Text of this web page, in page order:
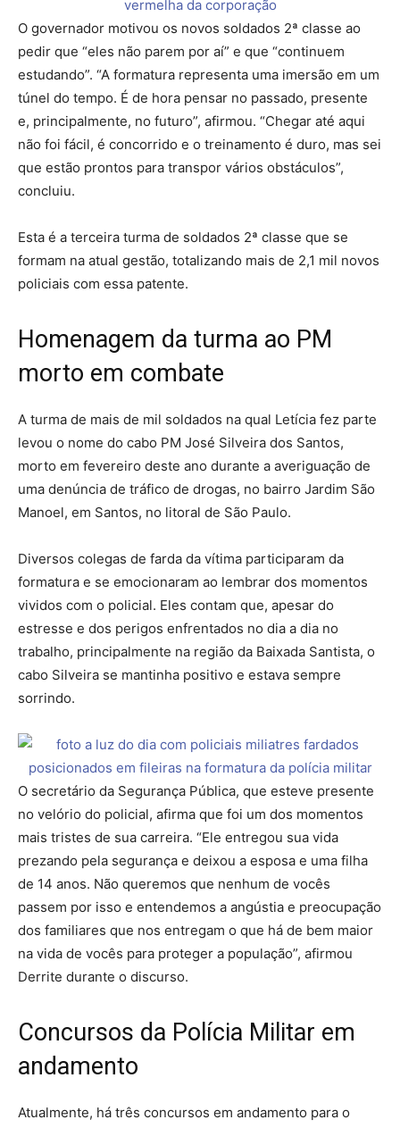
O governador motivou os novos soldados 2ª classe ao
pedir que “eles não parem por aí” e que “continuem
estudando”. “A formatura representa uma imersão em um
túnel do tempo. É de hora pensar no passado, presente
e, principalmente, no futuro”, afirmou. “Chegar até aqui
não foi fácil, é concorrido e o treinamento é duro, mas sei
que estão prontos para transpor vários obstáculos”,
concluiu.
Esta é a terceira turma de soldados 2ª classe que se
formam na atual gestão, totalizando mais de 2,1 mil novos
policiais com essa patente.
Homenagem da turma ao PM
morto em combate
A turma de mais de mil soldados na qual Letícia fez parte
levou o nome do cabo PM José Silveira dos Santos,
morto em fevereiro deste ano durante a averiguação de
uma denúncia de tráfico de drogas, no bairro Jardim São
Manoel, em Santos, no litoral de São Paulo.
Diversos colegas de farda da vítima participaram da
formatura e se emocionaram ao lembrar dos momentos
vividos com o policial. Eles contam que, apesar do
estresse e dos perigos enfrentados no dia a dia no
trabalho, principalmente na região da Baixada Santista, o
cabo Silveira se mantinha positivo e estava sempre
sorrindo.
O secretário da Segurança Pública, que esteve presente
no velório do policial, afirma que foi um dos momentos
mais tristes de sua carreira. “Ele entregou sua vida
prezando pela segurança e deixou a esposa e uma filha
de 14 anos. Não queremos que nenhum de vocês
passem por isso e entendemos a angústia e preocupação
dos familiares que nos entregam o que há de bem maior
na vida de vocês para proteger a população”, afirmou
Derrite durante o discurso.
Concursos da Polícia Militar em
andamento
Atualmente, há três concursos em andamento para o